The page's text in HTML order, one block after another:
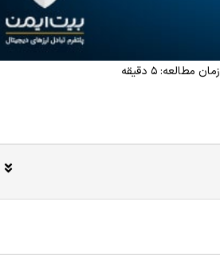
زمان مطالعه: 5 دقیقه